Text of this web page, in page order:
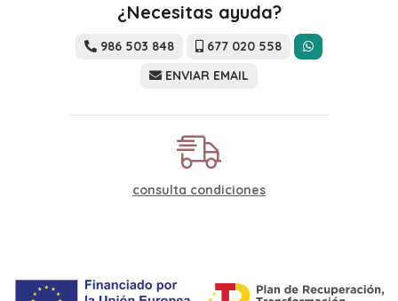
¿Necesitas ayuda?
986 503 848
677 020 558
ENVIAR EMAIL
consulta condiciones